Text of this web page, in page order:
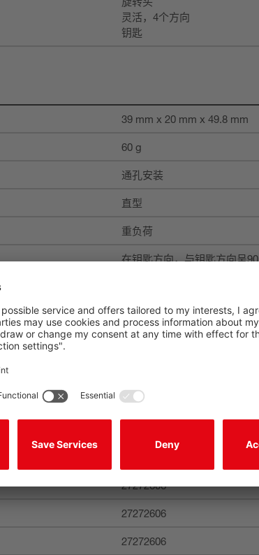
灵活，4个方向
钥匙
39 mm x 20 mm x 49.8 mm
60 g
通孔安装
直型
重负荷
在钥匙方向，与钥匙方向呈90
27279216
27272606
27272606
27272606